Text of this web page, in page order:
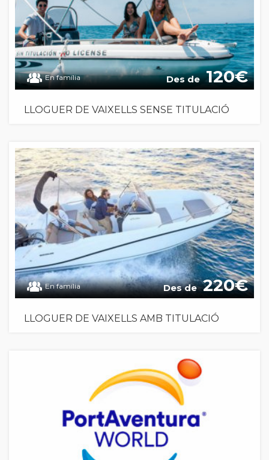
En família Des de 120
LLOGUER DE VAIXELLS SENSE TITULACIÓ
En família Des de 220
LLOGUER DE VAIXELLS AMB TITULACIÓ